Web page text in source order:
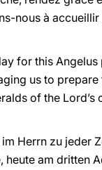
nous à accueillir
for this Angelus
us to
of the Lord’s
Herrn zu jeder
am dritten